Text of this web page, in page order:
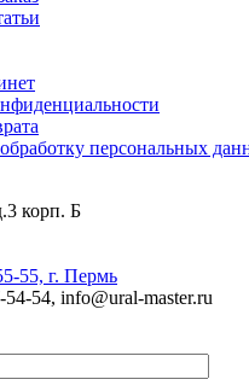
персональных
корп. Б
55, г. Пермь
54, info@ural-master.ru